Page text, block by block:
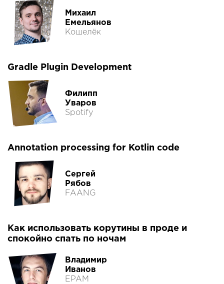
Михаил
Емельянов
Кошелёк
Gradle Plugin Development
Филипп
Уваров
Spotify
Annotation processing for Kotlin code
Сергей
Рябов
FAANG
Как использовать корутины в проде и
спокойно спать по ночам
Владимир
Иванов
EPAM